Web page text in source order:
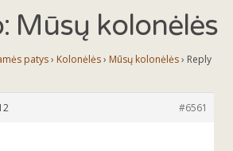
Mūsų kolonėlės
patys› Kolonėlės› Mūsų kolonėlės› Reply
#6561